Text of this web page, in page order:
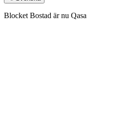
Blocket Bostad är nu Qasa